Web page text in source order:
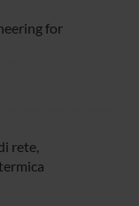
for
rete,